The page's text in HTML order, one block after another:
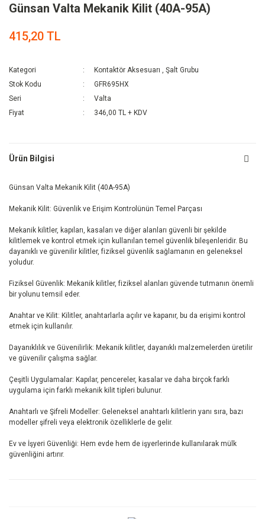
Günsan Valta Mekanik Kilit (40A-95A)
415,20 TL
Kategori Kontaktör Aksesuarı ,Şalt Grubu
Stok Kodu
GFR695HX
Seri
Valta
Fiyat
346,00 TL + KDV
Ürün Bilgisi
Günsan Valta Mekanik Kilit (40A-95A)
Mekanik Kilit: Güvenlik ve Erişim Kontrolünün Temel Parçası
Mekanik kilitler, kapıları, kasaları ve diğer alanları güvenli bir şekilde
kilitlemek ve kontrol etmek için kullanılan temel güvenlik bileşenleridir. Bu
dayanıklı ve güvenilir kilitler, fiziksel güvenlik sağlamanın en geleneksel
yoludur.
Fiziksel Güvenlik: Mekanik kilitler, fiziksel alanları güvende tutmanın önemli
bir yolunu temsil eder.
Anahtar ve Kilit: Kilitler, anahtarlarla açılır ve kapanır, bu da erişimi kontrol
etmek için kullanılır.
Dayanıklılık ve Güvenilirlik: Mekanik kilitler, dayanıklı malzemelerden üretilir
ve güvenilir çalışma sağlar.
Çeşitli Uygulamalar: Kapılar, pencereler, kasalar ve daha birçok farklı
uygulama için farklı mekanik kilit tipleri bulunur.
Anahtarlı ve Şifreli Modeller: Geleneksel anahtarlı kilitlerin yanı sıra, bazı
modeller şifreli veya elektronik özelliklerle de gelir.
Ev ve İşyeri Güvenliği: Hem evde hem de işyerlerinde kullanılarak mülk
güvenliğini artırır.